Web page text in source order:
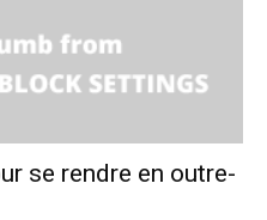
se rendre en outre-